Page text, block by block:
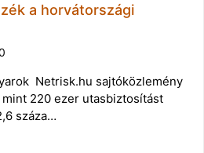
a horvátországi
Netrisk.hu sajtóközlemény
220 ezer utasbiztosítást
száza…